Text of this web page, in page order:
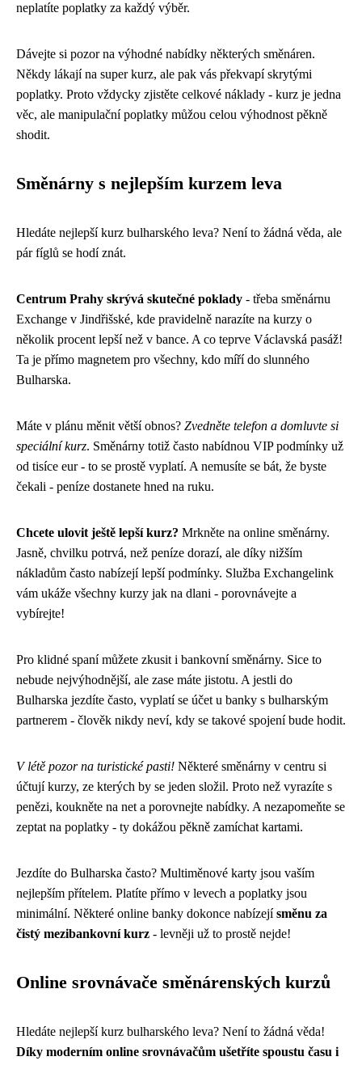
neplatíte poplatky za každý výběr.
Dávejte si pozor na výhodné nabídky některých směnáren.
Někdy lákají na super kurz, ale pak vás překvapí skrytými
poplatky. Proto vždycky zjistěte celkové náklady - kurz je jedna
věc, ale manipulační poplatky můžou celou výhodnost pěkně
shodit.
Směnárny s nejlepším kurzem leva
Hledáte nejlepší kurz bulharského leva? Není to žádná věda, ale
pár fíglů se hodí znát.
Centrum Prahy skrývá skutečné poklady - třeba směnárnu
Exchange v Jindřišské, kde pravidelně narazíte na kurzy o
několik procent lepší než v bance. A co teprve Václavská pasáž!
Ta je přímo magnetem pro všechny, kdo míří do slunného
Bulharska.
Máte v plánu měnit větší obnos? Zvedněte telefon a domluvte si
speciální kurz. Směnárny totiž často nabídnou VIP podmínky už
od tisíce eur - to se prostě vyplatí. A nemusíte se bát, že byste
čekali - peníze dostanete hned na ruku.
Chcete ulovit ještě lepší kurz? Mrkněte na online směnárny.
Jasně, chvilku potrvá, než peníze dorazí, ale díky nižším
nákladům často nabízejí lepší podmínky. Služba Exchangelink
vám ukáže všechny kurzy jak na dlani - porovnávejte a
vybírejte!
Pro klidné spaní můžete zkusit i bankovní směnárny. Sice to
nebude nejvýhodnější, ale zase máte jistotu. A jestli do
Bulharska jezdíte často, vyplatí se účet u banky s bulharským
partnerem - člověk nikdy neví, kdy se takové spojení bude hodit.
V létě pozor na turistické pasti! Některé směnárny v centru si
účtují kurzy, ze kterých by se jeden složil. Proto než vyrazíte s
penězi, koukněte na net a porovnejte nabídky. A nezapomeňte se
zeptat na poplatky - ty dokážou pěkně zamíchat kartami.
Jezdíte do Bulharska často? Multiměnové karty jsou vaším
nejlepším přítelem. Platíte přímo v levech a poplatky jsou
minimální. Některé online banky dokonce nabízejísměnu za
čistý mezibankovní kurz - levněji už to prostě nejde!
Online srovnávače směnárenských kurzů
Hledáte nejlepší kurz bulharského leva? Není to žádná věda!
Díky moderním online srovnávačům ušetříte spoustu času i